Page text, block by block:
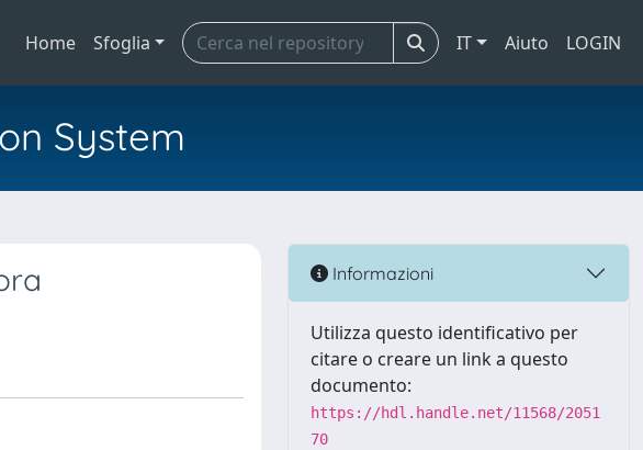
Home Sfoglia IT Aiuto LOGIN
System
Informazioni
Utilizza questo identificativo per
citare o creare un link a questo
documento:
https://hdl.handle.net/11568/2051
70